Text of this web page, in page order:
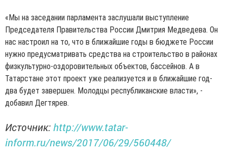
«Мы на заседании парламента заслушали выступление
Председателя Правительства России Дмитрия Медведева. Он
нас настроил на то, что в ближайшие годы в бюджете России
нужно предусматривать средства на строительство в районах
физкультурно-оздоровительных объектов, бассейнов. А в
Татарстане этот проект уже реализуется и в ближайшие год-
два будет завершен. Молодцы республиканские власти», -
добавил Дегтярев.
Источник:http://www.tatar-
inform.ru/news/2017/06/29/560448/